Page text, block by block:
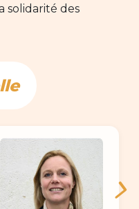
solidarité des